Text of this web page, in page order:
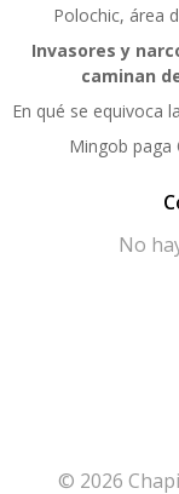
Polochic, área
Invasores y
caminan
En qué se equivoca
Mingob paga
No
© 2026